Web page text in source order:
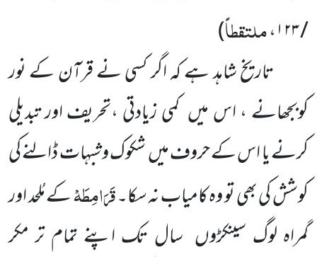
/ ۱۲۳
،ملتقطاً)
تاریخ شاہد ہے کہ اگر کسی نے قرآن کے نور
کوبجھانے ، اس میں کمی زیادتی ،تحریف اور تبدیلی
کرنے یا اس کے حروف میں شکوک و شبہات ڈالنے کی
کوشش کی بھی تو وہ کامیاب نہ سکا۔قَرَامِطَہْکے مُلحد اور
گمراہ لوگ سینکڑوں سال تک اپنے تمام تر مکر